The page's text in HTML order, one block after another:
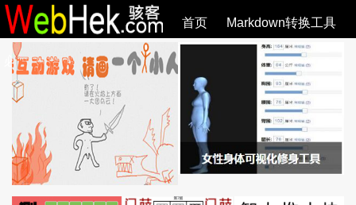
首页 Markdown转换工具
必观作品 SVG教程 SVG手册 全部文章